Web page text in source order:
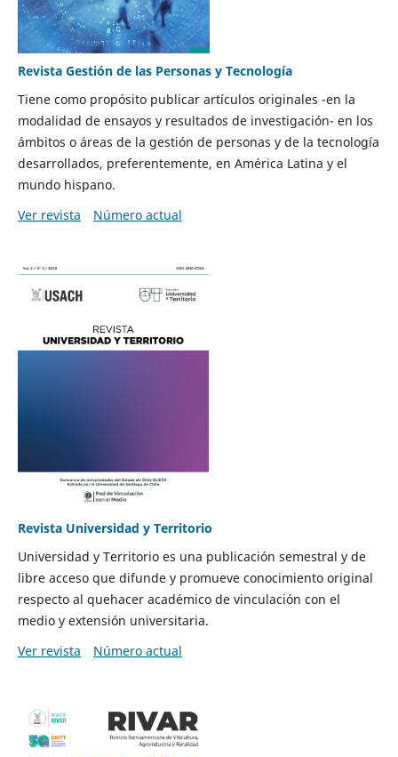
Revista Gestión de las Personas y Tecnología
Tiene como propósito publicar artículos originales -en la
modalidad de ensayos y resultados de investigación- en los
ámbitos o áreas de la gestión de personas y de la tecnología
desarrollados, preferentemente, en América Latina y el
mundo hispano.
Ver revista
Número actual
Revista Universidad y Territorio
Universidad y Territorio es una publicación semestral y de
libre acceso que difunde y promueve conocimiento original
respecto al quehacer académico de vinculación con el
medio y extensión universitaria.
Ver revista
Número actual